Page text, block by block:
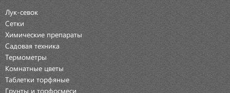
Лук-севок
Сетки
Химические препараты
Садовая техника
Термометры
Комнатные цветы
Таблетки торфяные
Грунты и торфосмеси